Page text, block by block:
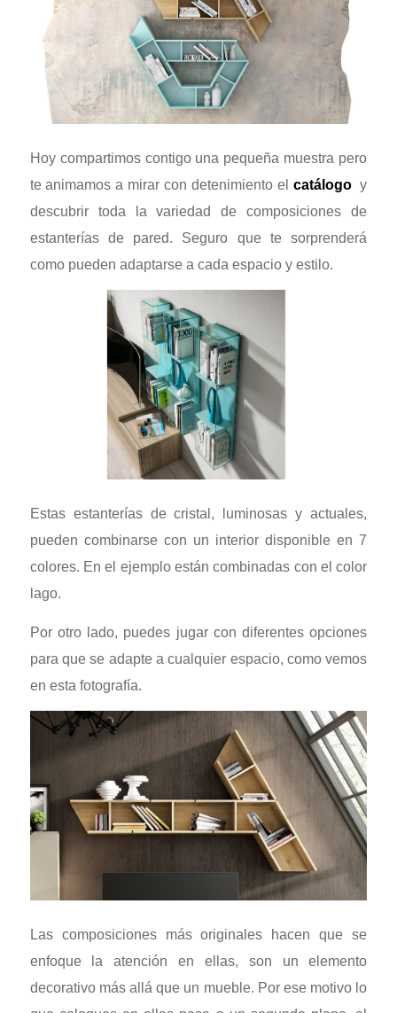
Hoy compartimos contigo una pequeña muestra pero
te animamos a mirar con detenimiento el catálogo y
descubrir toda la variedad de composiciones de
estanterías de pared. Seguro que te sorprenderá
como pueden adaptarse a cada espacio y estilo.
Estas estanterías de cristal, luminosas y actuales,
pueden combinarse con un interior disponible en 7
colores. En el ejemplo están combinadas con el color
lago.
Por otro lado, puedes jugar con diferentes opciones
para que se adapte a cualquier espacio, como vemos
en esta fotografía.
Las composiciones más originales hacen que se
enfoque la atención en ellas, son un elemento
decorativo más allá que un mueble. Por ese motivo lo